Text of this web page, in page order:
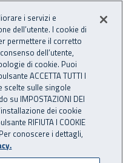
Apri cerca
i servizi e
dell’utente. I cookie di
permettere il corretto
dell’utente,
di cookie. Puoi
ACCETTA TUTTI I
scelte sulle singole
su IMPOSTAZIONI DEI
dei cookie
RIFIUTA I COOKIE
conoscere i dettagli,